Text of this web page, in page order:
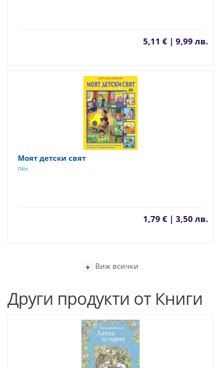
5,11 € | 9,99 лв.
Моят детски свят
ПАН
1,79 € | 3,50 лв.
Виж всички
Други продукти от Книги